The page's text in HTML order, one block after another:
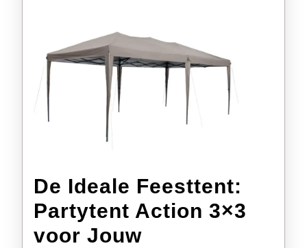
De Ideale Feesttent:
Partytent Action 3×3
voor Jouw